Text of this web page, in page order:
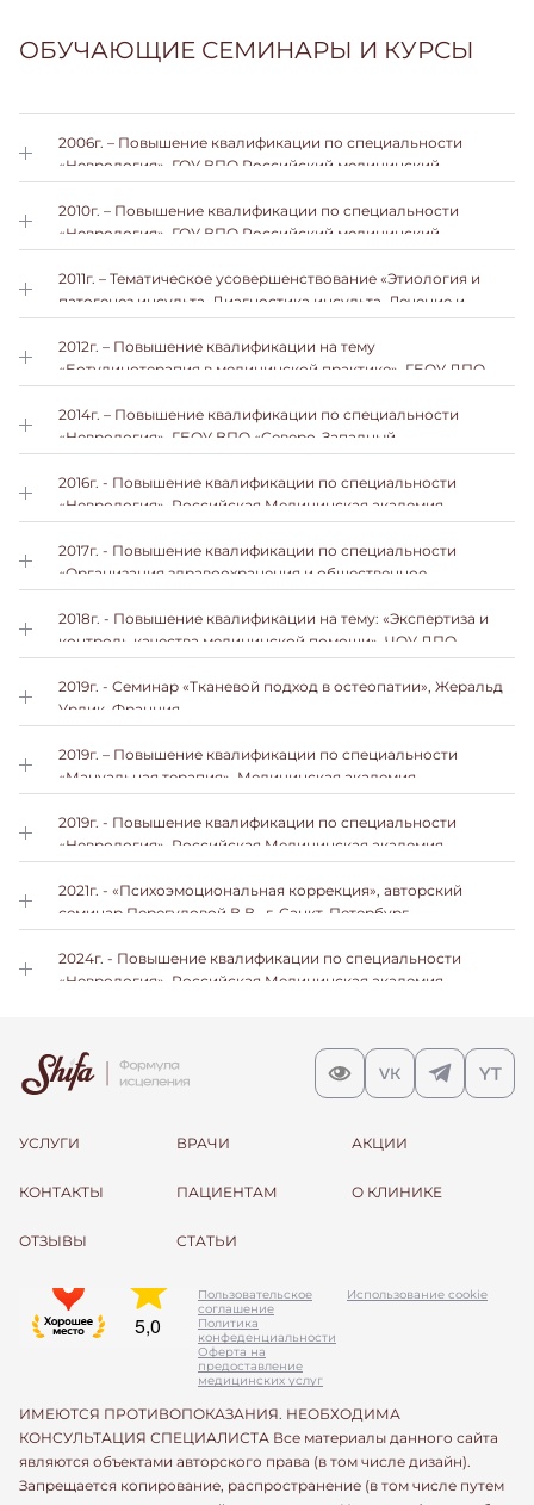
ОБУЧАЮЩИЕ СЕМИНАРЫ И КУРСЫ
2006г. – Повышение квалификации по специальности
«Неврология», ГОУ ВПО Российский медицинский
университет Росздрава
2010г. – Повышение квалификации по специальности
«Неврология», ГОУ ВПО Российский медицинский
университет Росздрава
2011г. – Тематическое усовершенствование «Этиология и
патогенез инсульта. Диагностика инсульта. Лечение и
профилактика», ГБОУ ВПО РНИМУ им. Н.И. Пирогова
2012г. – Повышение квалификации на тему
«Ботулинотерапия в медицинской практике», ГБОУ ДПО
«Казанская государственная медицинская академия»
2014г. – Повышение квалификации по специальности
«Неврология», ГБОУ ВПО «Северо-Западный
государственный медицинский университет им.
И.И.Мечникова»
2016г. - Повышение квалификации по специальности
«Неврология», Российская Медицинская академия
Непрерывного Профессионального Образования
(РМАНПО)
2017г. - Повышение квалификации по специальности
«Организация здравоохранения и общественное
здоровье», ИДПО ФГБОУ ВО ВГМУ им. Н.Н.Бурденко
Минздрава России
2018г. - Повышение квалификации на тему: «Экспертиза и
контроль качества медицинской помощи», ЧОУ ДПО
«Межрегиональный Институт Непрерывного
Образования»
2019г. - Семинар «Тканевой подход в остеопатии», Жеральд
Урдик, Франция
2019г. – Повышение квалификации по специальности
«Мануальная терапия», Медицинская академия
остеопатического образования
2019г. - Повышение квалификации по специальности
«Неврология», Российская Медицинская академия
Непрерывного Профессионального Образования
(РМАНПО)
2021г. - «Психоэмоциональная коррекция», авторский
семинар Перегудовой В.В., г. Санкт-Петербург
2024г. - Повышение квалификации по специальности
«Неврология», Российская Медицинская академия
УСЛУГИ ВРАЧИ АКЦИИ
КОНТАКТЫ ПАЦИЕНТАМ О КЛИНИКЕ
ОТЗЫВЫ СТАТЬИ
Пользовательское
соглашение
Политика
конфеденциальности
Оферта на
предоставление
медицинских услуг
Использование cookie
ИМЕЮТСЯ ПРОТИВОПОКАЗАНИЯ. НЕОБХОДИМА
КОНСУЛЬТАЦИЯ СПЕЦИАЛИСТА Все материалы данного сайта
являются объектами авторского права (в том числе дизайн).
Запрещается копирование, распространение (в том числе путем